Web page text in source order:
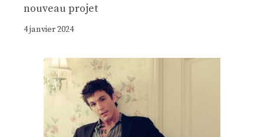
nouveau projet
4 janvier 2024